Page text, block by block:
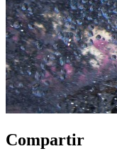
Compartir